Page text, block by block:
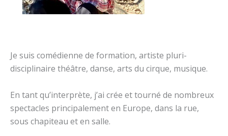
Je suis comédienne de formation, artiste pluri-
disciplinaire théâtre, danse, arts du cirque, musique.
En tant qu’interprète, j’ai crée et tourné de nombreux
spectacles principalement en Europe, dans la rue,
sous chapiteau et en salle.